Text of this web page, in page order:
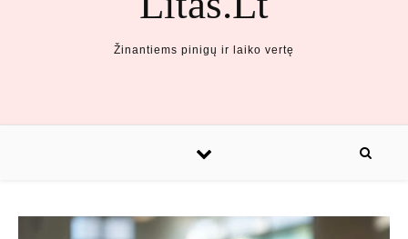
Žinantiems pinigų ir laiko vertę